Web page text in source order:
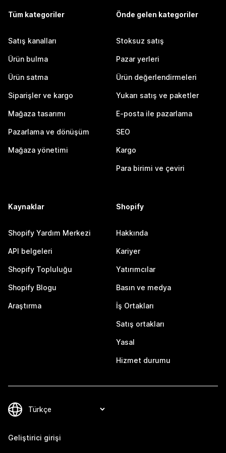
Tüm kategoriler
Satış kanalları
Ürün bulma
Ürün satma
Siparişler ve kargo
Mağaza tasarımı
Pazarlama ve dönüşüm
Mağaza yönetimi
Önde gelen kategoriler
Stoksuz satış
Pazar yerleri
Ürün değerlendirmeleri
Yukarı satış ve paketler
E-posta ile pazarlama
SEO
Kargo
Para birimi ve çeviri
Kaynaklar
Shopify Yardım Merkezi
API belgeleri
Shopify Topluluğu
Shopify Blogu
Araştırma
Shopify
Hakkında
Kariyer
Yatırımcılar
Basın ve medya
İş Ortakları
Satış ortakları
Yasal
Hizmet durumu
Geliştirici girişi